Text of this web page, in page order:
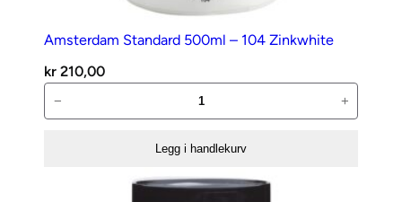
Amsterdam Standard 500ml – 104 Zinkwhite
kr 210,00
Standard
− +
Legg i handlekurv